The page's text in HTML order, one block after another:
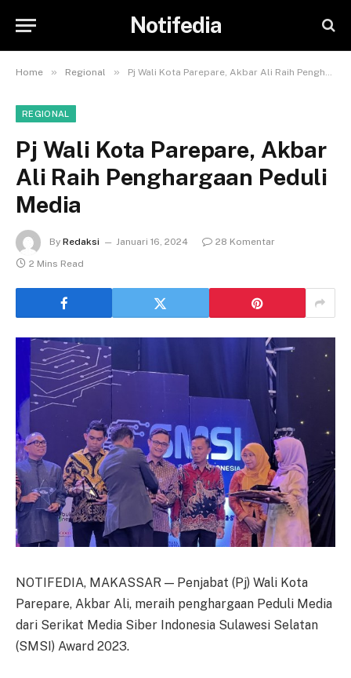
Notifedia
Home » Regional » Pj Wali Kota Parepare, Akbar Ali Raih Penghargaan Peduli Media
REGIONAL
Pj Wali Kota Parepare, Akbar
Ali Raih Penghargaan Peduli
Media
By Redaksi Januari 16, 2024
28 Komentar
2 Mins Read
NOTIFEDIA, MAKASSAR — Penjabat (Pj) Wali Kota
Parepare, Akbar Ali, meraih penghargaan Peduli Media
dari Serikat Media Siber Indonesia Sulawesi Selatan
(SMSI) Award 2023.